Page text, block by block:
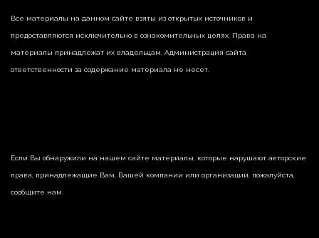
Все материалы на данном сайте взяты из открытых источников и
предоставляются исключительно в ознакомительных целях. Права на
материалы принадлежат их владельцам. Администрация сайта
ответственности за содержание материала не несет.
Если Вы обнаружили на нашем сайте материалы, которые нарушают авторские
права, принадлежащие Вам, Вашей компании или организации, пожалуйста,
сообщите нам.